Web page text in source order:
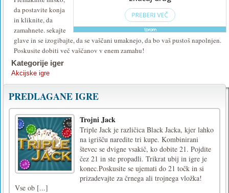
da postavite konja
in kliknite, da
zamahnete. sekajte
glave in se izogibajte, da se vaščani umaknejo, da bo vaš pustoš napolnjen.
Poskusite dobiti več vaščanov v enem zamahu!
Kategorije iger
Akcijske igre
PREDLAGANE IGRE
Trojni Jack
Triple Jack je različica Black Jacka, kjer lahko
na igrišču naredite tri kupe. Kombinirani
števec se dvigne vsakič, ko dobite 21. Pojdite
čez 21 in ste propadli. Trikrat ubij in igre je
konec.Poskusite se ujemati do 21 točk in si
prizadevajte za črnega ali trojnega vložka!
Vse ob [...]